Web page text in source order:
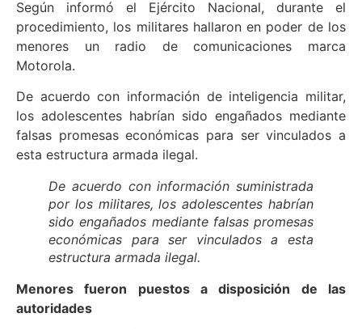
Según informó el Ejército Nacional, durante el
procedimiento, los militares hallaron en poder de los
menores un radio de comunicaciones marca
Motorola.
De acuerdo con información de inteligencia militar,
los adolescentes habrían sido engañados mediante
falsas promesas económicas para ser vinculados a
esta estructura armada ilegal.
De acuerdo con información suministrada
por los militares, los adolescentes habrían
sido engañados mediante falsas promesas
económicas para ser vinculados a esta
estructura armada ilegal.
Menores fueron puestos a disposición de las
autoridades